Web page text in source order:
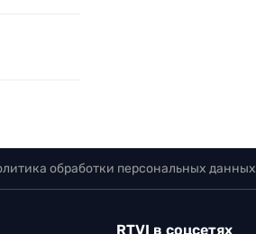
обработки персональных данных
RTVI в соцсетях